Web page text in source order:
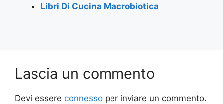
Libri Di Cucina Macrobiotica
Lascia un commento
Devi essere connesso per inviare un commento.